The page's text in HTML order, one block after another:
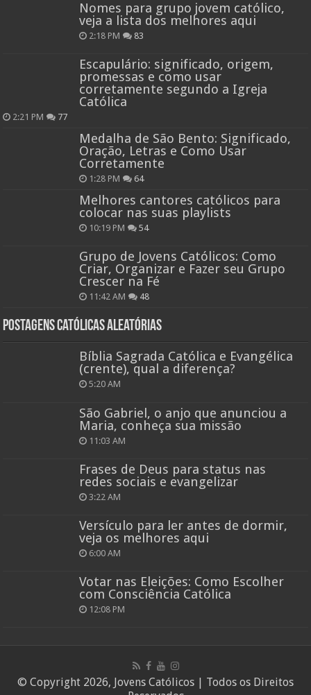
Nomes para grupo jovem católico,
veja a lista dos melhores aqui
2:18 PM 83
Escapulário: significado, origem,
promessas e como usar
corretamente segundo a Igreja
Católica
2:21 PM 77
Medalha de São Bento: Significado,
Oração, Letras e Como Usar
Corretamente
1:28 PM 64
Melhores cantores católicos para
colocar nas suas playlists
10:19 PM 54
Grupo de Jovens Católicos: Como
Criar, Organizar e Fazer seu Grupo
Crescer na Fé
11:42 AM 48
Postagens católicas aleatórias
Bíblia Sagrada Católica e Evangélica
(crente), qual a diferença?
5:20 AM
São Gabriel, o anjo que anunciou a
Maria, conheça sua missão
11:03 AM
Frases de Deus para status nas
redes sociais e evangelizar
3:22 AM
Versículo para ler antes de dormir,
veja os melhores aqui
6:00 AM
Votar nas Eleições: Como Escolher
com Consciência Católica
12:08 PM
© Copyright 2026, Jovens Católicos | Todos os Direitos